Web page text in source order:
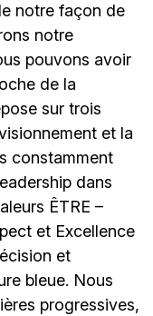
notre façon de
notre
pouvons avoir
de la
sur trois
et la
constamment
dans
ÊTRE –
et Excellence
et
bleue. Nous
progressives,